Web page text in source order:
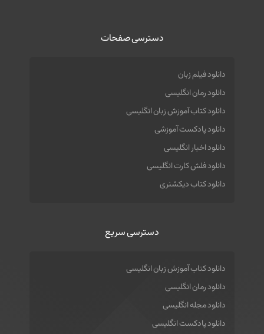
دسترسی صفحات
دانلود فیلم زبان
دانلود رمان انگلیسی
دانلود کتاب آموزش زبان انگلیسی
دانلود پادکست آموزشی
دانلود اخبار انگلیسی
دانلود فلش کارت انگلیسی
دانلود کتاب دیکشنری
دسترسی سریع
دانلود کتاب آموزش زبان انگلیسی
دانلود رمان انگلیسی
دانلود مجله انگلیسی
دانلود پادکست انگلیسی